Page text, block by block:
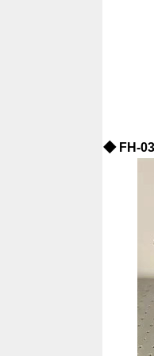
◆FH-03